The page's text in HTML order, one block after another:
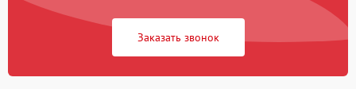
Заказать звонок